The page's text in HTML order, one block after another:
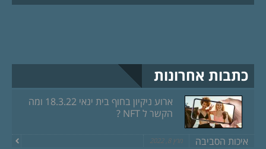
כתבות אחרונות
ארוע ניקיון בחוף בית ינאי 18.3.22 ומה
הקשר ל NFT ?
איכות הסביבה מרץ 8, 2022